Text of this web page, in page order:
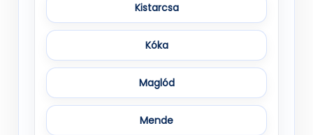
Kistarcsa
Kóka
Maglód
Mende